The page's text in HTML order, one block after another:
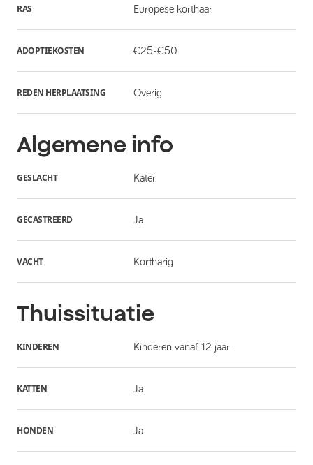
RAS Europese korthaar
ADOPTIEKOSTEN €25-€50
REDEN HERPLAATSING Overig
Algemene info
GESLACHT Kater
GECASTREERD Ja
VACHT Kortharig
Thuissituatie
KINDEREN Kinderen vanaf 12 jaar
KATTEN Ja
HONDEN Ja